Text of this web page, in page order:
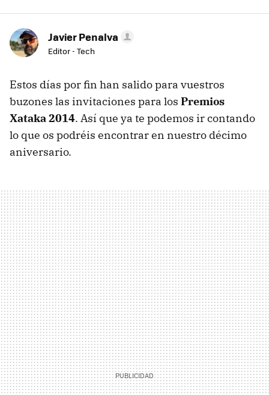
Javier Penalva
Editor - Tech
Estos días por fin han salido para vuestros
buzones las invitaciones para los Premios
Xataka 2014. Así que ya te podemos ir contando
lo que os podréis encontrar en nuestro décimo
aniversario.